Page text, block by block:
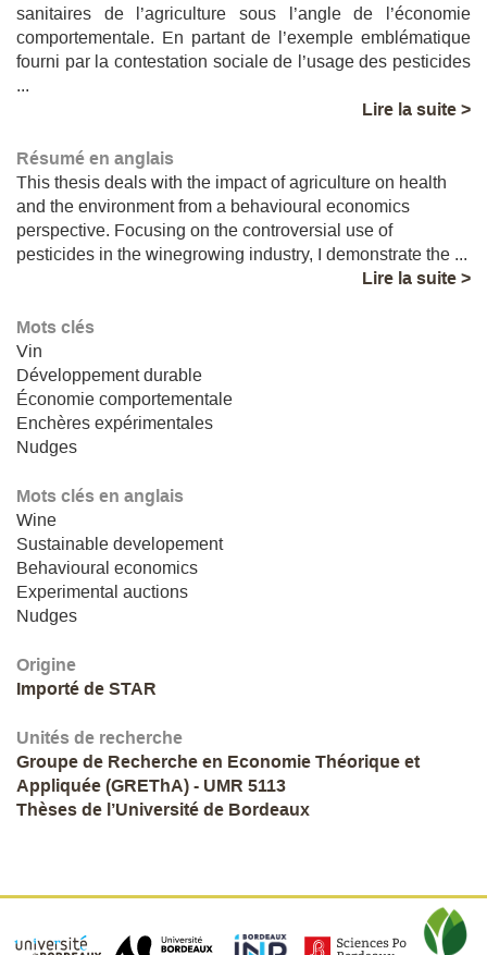
sanitaires de l’agriculture sous l’angle de l’économie
comportementale. En partant de l’exemple emblématique
fourni par la contestation sociale de l’usage des pesticides
...
Lire la suite >
Résumé en anglais
This thesis deals with the impact of agriculture on health
and the environment from a behavioural economics
perspective. Focusing on the controversial use of
pesticides in the winegrowing industry, I demonstrate the ...
Lire la suite >
Mots clés
Vin
Développement durable
Économie comportementale
Enchères expérimentales
Nudges
Mots clés en anglais
Wine
Sustainable developement
Behavioural economics
Experimental auctions
Nudges
Origine
Importé de STAR
Unités de recherche
Groupe de Recherche en Economie Théorique et
Appliquée (GREThA) - UMR 5113
Thèses de l’Université de Bordeaux